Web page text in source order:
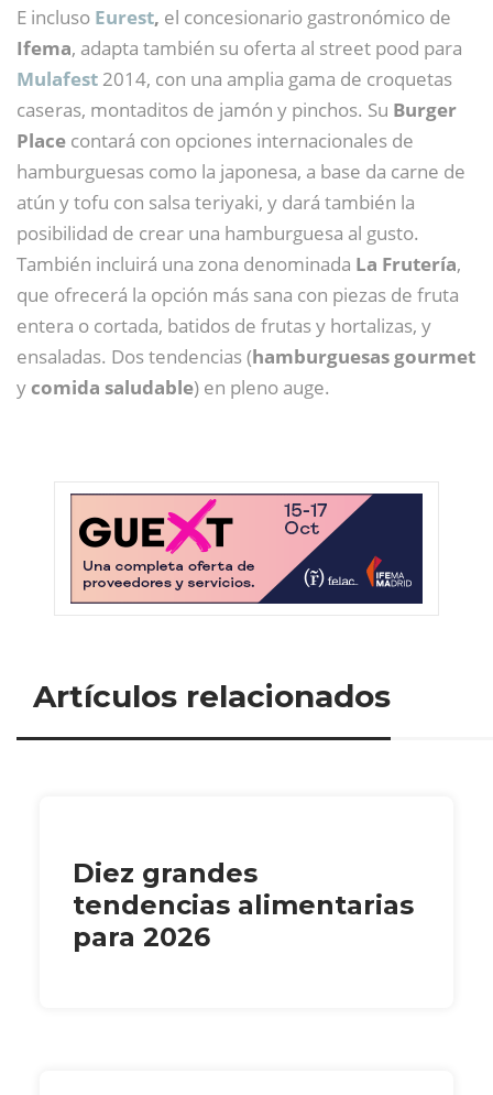
E incluso Eurest, el concesionario gastronómico de
Ifema, adapta también su oferta al street pood para
Mulafest 2014, con una amplia gama de croquetas
caseras, montaditos de jamón y pinchos. Su Burger
Place contará con opciones internacionales de
hamburguesas como la japonesa, a base da carne de
atún y tofu con salsa teriyaki, y dará también la
posibilidad de crear una hamburguesa al gusto.
También incluirá una zona denominada La Frutería,
que ofrecerá la opción más sana con piezas de fruta
entera o cortada, batidos de frutas y hortalizas, y
ensaladas. Dos tendencias (hamburguesas gourmet
ycomida saludable) en pleno auge.
Artículos relacionados
Diez grandes
tendencias alimentarias
para 2026